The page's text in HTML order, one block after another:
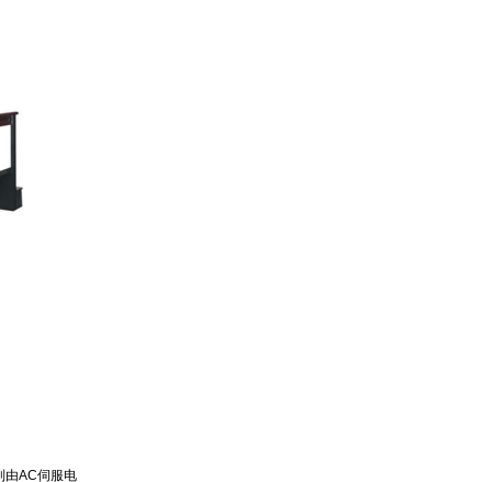
由AC伺服电